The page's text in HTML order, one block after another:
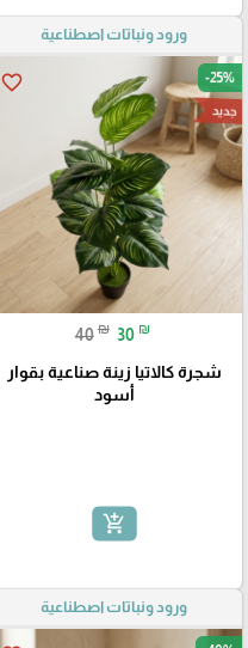
ورود ونباتات اصطناعية
favorite_border -25%
جديد
40 ₪ 30 ₪
شجرة كالاتيا زينة صناعية بقوار
أسود
add_shopping_cart
ورود ونباتات اصطناعية